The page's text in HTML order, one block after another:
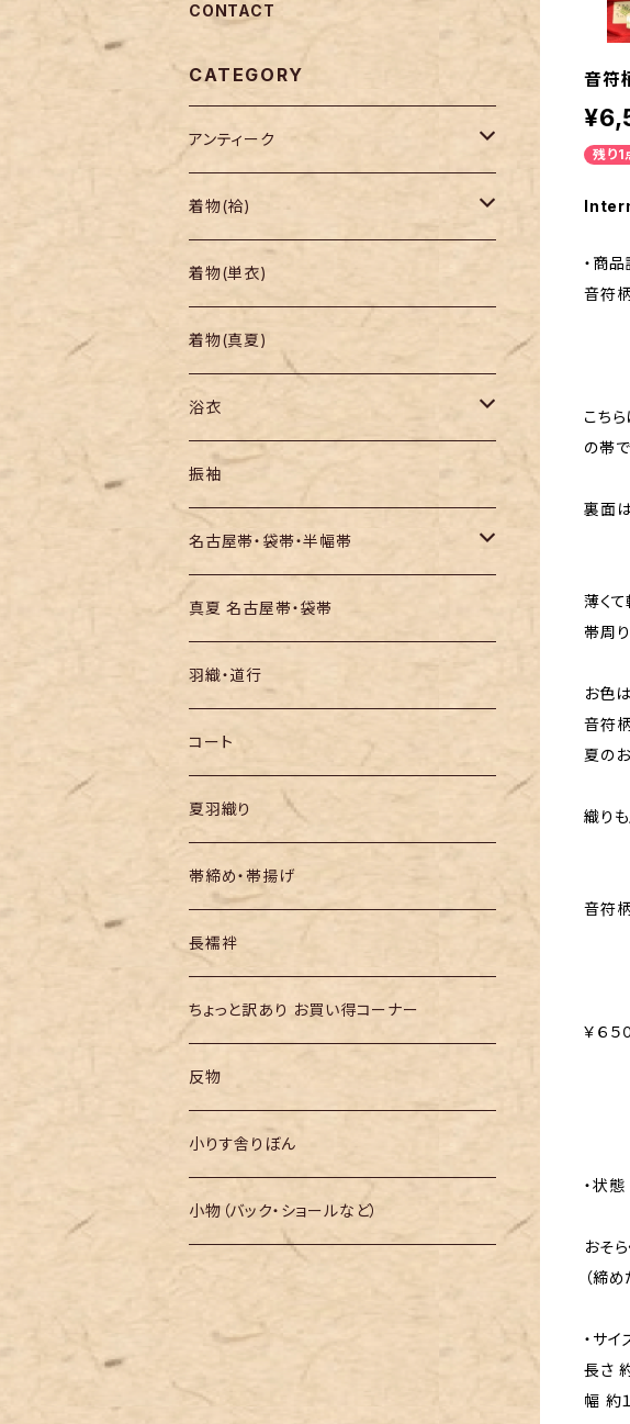
音符
残り1
・商
音符
こち
の帯で
裏面
薄く
帯周
お色
音符
夏の
織り
音符
￥６
・状
おそ
（締
・サイ
長さ
幅 約
CONTACT
CATEGORY
アンティーク
着物
帯
羽織り・道行
着物(袷)
小紋
色無地・江戸小紋
紬
訪問着・付下
お召し
着物(単衣)
着物(真夏)
浴衣
セオα・ポリ
木綿・綿麻
絞りの浴衣
振袖
名古屋帯・袋帯・半幅帯
名古屋帯
袋帯
半幅帯
真夏 名古屋帯・袋帯
羽織・道行
コート
夏羽織り
帯締め・帯揚げ
長襦袢
ちょっと訳あり お買い得コーナー
反物
小りす舎りぼん
小物（バック・ショールなど）